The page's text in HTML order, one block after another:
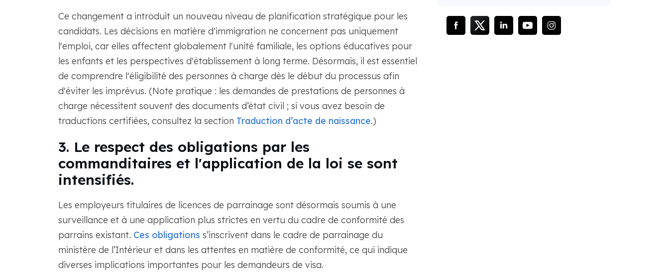
Ce changement a introduit un nouveau niveau de planification stratégique pour les
candidats. Les décisions en matière d'immigration ne concernent pas uniquement
l'emploi, car elles affectent globalement l'unité familiale, les options éducatives pour
les enfants et les perspectives d'établissement à long terme. Désormais, il est essentiel
de comprendre l'éligibilité des personnes à charge dès le début du processus afin
d'éviter les imprévus. (Note pratique : les demandes de prestations de personnes à
charge nécessitent souvent des documents d’état civil ; si vous avez besoin de
traductions certifiées, consultez la section Traduction d’acte de naissance.)
3. Le respect des obligations par les
commanditaires et l'application de la loi se sont
intensifiés.
Les employeurs titulaires de licences de parrainage sont désormais soumis à une
surveillance et à une application plus strictes en vertu du cadre de conformité des
parrains existant. Ces obligations s’inscrivent dans le cadre de parrainage du
ministère de l’Intérieur et dans les attentes en matière de conformité, ce qui indique
diverses implications importantes pour les demandeurs de visa.